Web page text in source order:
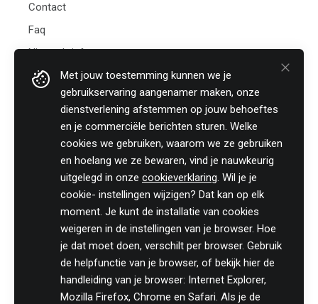
Met jouw toestemming kunnen we je
gebruikservaring aangenamer maken, onze
dienstverlening afstemmen op jouw behoeftes
en je commerciële berichten sturen. Welke
cookies we gebruiken, waarom we ze gebruiken
en hoelang we ze bewaren, vind je nauwkeurig
uitgelegd in onze cookieverklaring. Wil je je
cookie- instellingen wijzigen? Dat kan op elk
moment. Je kunt de installatie van cookies
weigeren in de instellingen van je browser. Hoe
je dat moet doen, verschilt per browser. Gebruik
de helpfunctie van je browser, of bekijk hier de
handleiding van je browser: Internet Explorer,
Mozilla Firefox, Chrome en Safari. Als je de
Contact
Faq
Nieuwsbrief
Practicali bv
Hof te Perremans 16
+32 (0)46 820 02 12
Fax: +32 (0)51 85 00 78
E-mail: info@practicali.be
Ondernemingsnummer: BE 0848.432.274
Volg ons fiscaal nieuws op